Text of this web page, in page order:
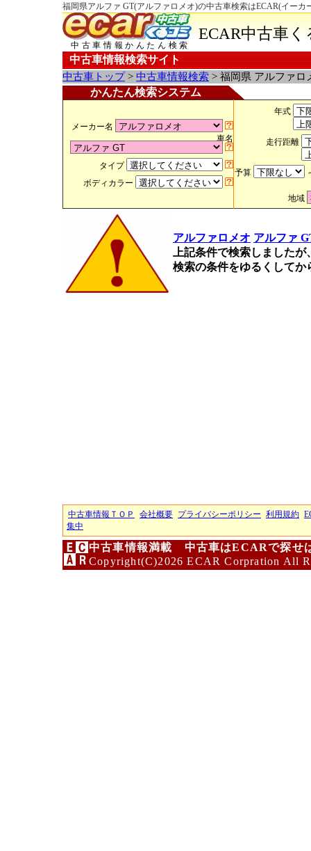
福岡県アルファ GT(アルファロメオ)の中古車検索はECAR(イーカ
中古車情報かんたん検索
ECAR中古車
中古車情報検索サイト
中古車トップ> 中古車情報検索 > 福岡県 アルファロ
かんたん検索システム
メーカー名
車名
タイプ
ボディカラー
年式
走行距離
予算
地域
アルファロメオ アルファ
上記条件で検索しました
検索の条件をゆるくして
中古車情報ＴＯＰ 会社概要 プライバシーポリシー 利用規約
集中
中古車情報満載 中古車はECARで探せ
Copyright(C)2026 ECAR Corpration All